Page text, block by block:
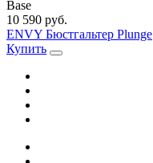
Base
10 590 руб.
ENVY Бюстгальтер Plunge
Купить